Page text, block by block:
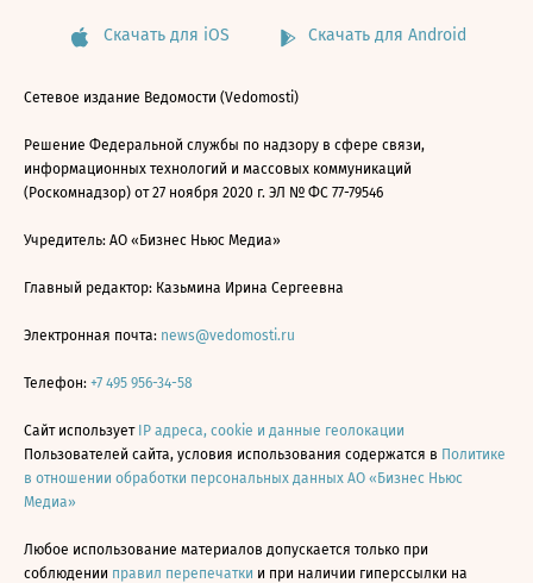
Скачать для iOS Скачать для Android
Сетевое издание Ведомости (Vedomosti)
Решение Федеральной службы по надзору в сфере связи,
информационных технологий и массовых коммуникаций
(Роскомнадзор) от 27 ноября 2020 г. ЭЛ № ФС 77-79546
Учредитель: АО «Бизнес Ньюс Медиа»
Главный редактор: Казьмина Ирина Сергеевна
Электронная почта: news@vedomosti.ru
Телефон: +7 495 956-34-58
Сайт использует IP адреса, cookie и данные геолокации
Пользователей сайта, условия использования содержатся в Политике
в отношении обработки персональных данных АО «Бизнес Ньюс
Медиа»
Любое использование материалов допускается только при
соблюдении правил перепечатки и при наличии гиперссылки на